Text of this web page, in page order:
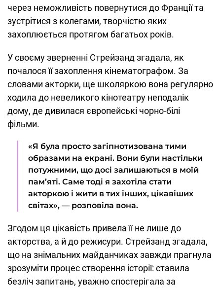
через неможливість повернутися до Франції та
зустрітися з колегами, творчістю яких
захоплюється протягом багатьох років.
У своєму зверненні Стрейзанд згадала, як
почалося її захоплення кінематографом. За
словами акторки, ще школяркою вона регулярно
ходила до невеликого кінотеатру неподалік
дому, де дивилася європейські чорно-білі
фільми.
«Я була просто загіпнотизована тими
образами на екрані. Вони були настільки
потужними, що досі залишаються в моїй
пам’яті. Саме тоді я захотіла стати
акторкою і жити в тих інших, цікавіших
світах», — розповіла вона.
Згодом ця цікавість привела її не лише до
акторства, а й до режисури. Стрейзанд згадала,
що на знімальних майданчиках завжди прагнула
зрозуміти процес створення історії: ставила
безліч запитань, уважно спостерігала за